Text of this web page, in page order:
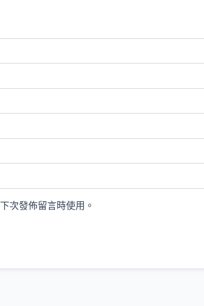
次發佈留言時使用。